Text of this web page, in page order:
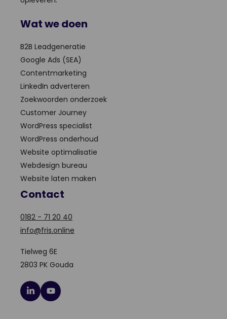
Wat we doen
B2B Leadgeneratie
Google Ads (SEA)
Contentmarketing
LinkedIn adverteren
Zoekwoorden onderzoek
Customer Journey
WordPress specialist
WordPress onderhoud
Website optimalisatie
Webdesign bureau
Website laten maken
Contact
0182 - 71 20 40
info@fris.online
Tielweg 6E
2803 PK Gouda